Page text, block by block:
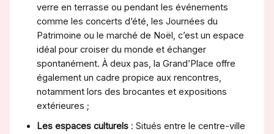
verre en terrasse ou pendant les événements
comme les concerts d’été, les Journées du
Patrimoine ou le marché de Noël, c’est un espace
idéal pour croiser du monde et échanger
spontanément. À deux pas, la Grand’Place offre
également un cadre propice aux rencontres,
notamment lors des brocantes et expositions
extérieures ;
Les espaces culturels: Situés entre le centre-ville